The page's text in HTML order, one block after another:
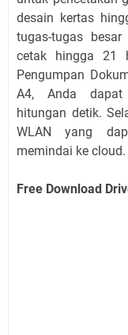
desain kertas
tugas-tugas
cetak hingga 21
Pengumpan
A4, Anda dapat
hitungan detik.
WLAN yang
memindai ke cloud.
Free Download